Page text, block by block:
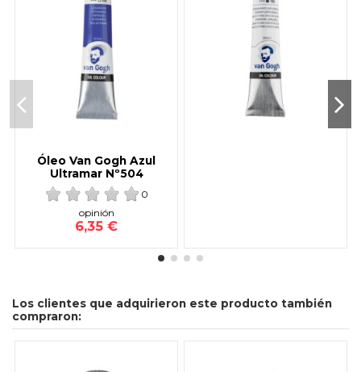
Óleo Van Gogh Azul
Ultramar Nº504
0
opinión
6,35 €
Los clientes que adquirieron este producto también
compraron: